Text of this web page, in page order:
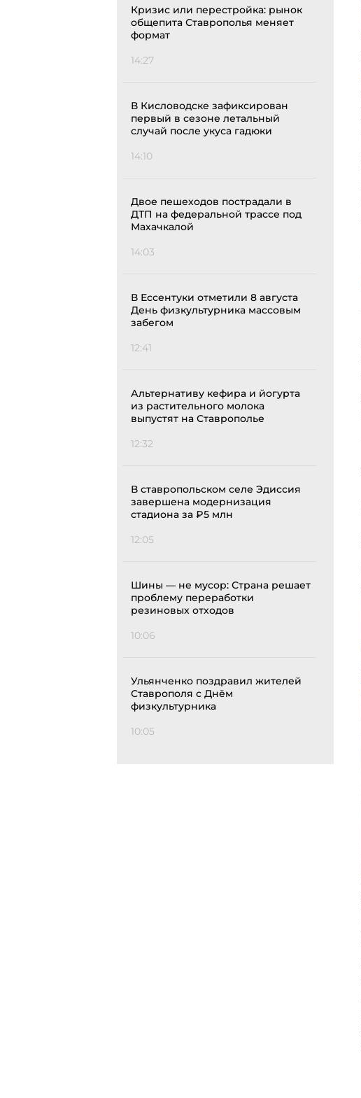
Кризис или перестройка: рынок
общепита Ставрополья меняет
формат
14:27
В Кисловодске зафиксирован
первый в сезоне летальный
случай после укуса гадюки
14:10
Двое пешеходов пострадали в
ДТП на федеральной трассе под
Махачкалой
14:03
В Ессентуки отметили 8 августа
День физкультурника массовым
забегом
12:41
Альтернативу кефира и йогурта
из растительного молока
выпустят на Ставрополье
12:32
В ставропольском селе Эдиссия
завершена модернизация
стадиона за ₽5 млн
12:05
Шины — не мусор: Страна решает
проблему переработки
резиновых отходов
10:06
Ульянченко поздравил жителей
Ставрополя с Днём
физкультурника
10:05